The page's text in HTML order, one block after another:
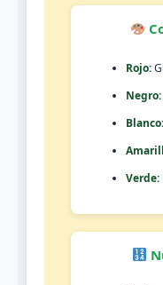
Rojo:
Negro:
Blanco:
Verde: